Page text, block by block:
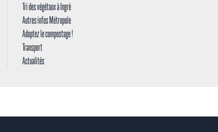
Tri des végétaux à Ingré
Autres infos Métropole
Adoptez le compostage !
Transport
Actualités